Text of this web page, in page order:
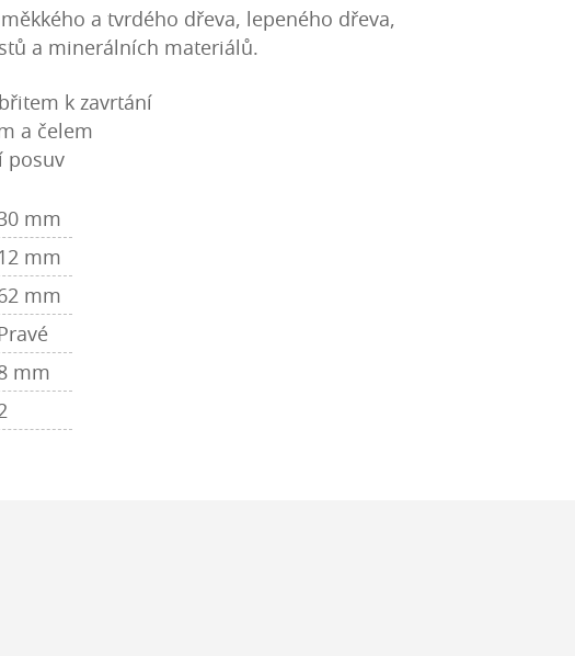
a tvrdého dřeva, lepeného dřeva,
a minerálních materiálů.
k zavrtání
a čelem
posuv
mm
12 mm
mm
mm